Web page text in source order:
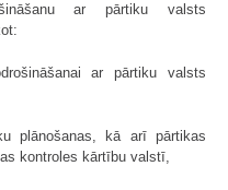
ar pārtiku valsts
ar pārtiku valsts
plānošanas, kā arī pārtikas
kontroles kārtību valstī,